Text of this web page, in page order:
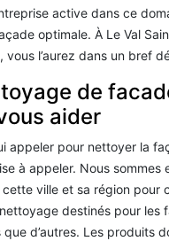
active dans ce
optimale. À Le Val
l’aurez dans un bref
de
aider
appeler pour nettoyer la
à appeler. Nous sommes
ville et sa région pour
destinés pour les
d’autres. Les produits